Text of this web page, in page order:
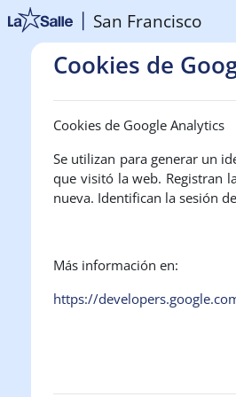
Salta al contenido principal
San Francisco
Cookies de
Cookies de Google Analytics
Se utilizan para generar un
que visitó la web. Registran
nueva. Identifican la sesión
Más información en:
https://